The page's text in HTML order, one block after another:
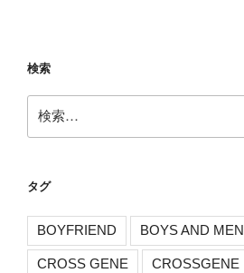
検索
索:
タグ
BOYFRIEND BOYS AND MEN
CROSS GENE CROSSGENE